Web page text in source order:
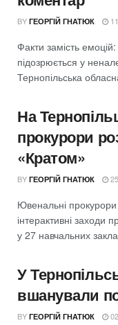
BY ГЕОРГІЙ ГНАТЮК
Факти замість
підозрюється у
Тернопільська
На
прокурори
«Кратом»
BY ГЕОРГІЙ ГНАТЮК
Ювенальні прокурори
інтерактивні заходи
у 27 навчальних
У
вшанували
BY ГЕОРГІЙ ГНАТЮК